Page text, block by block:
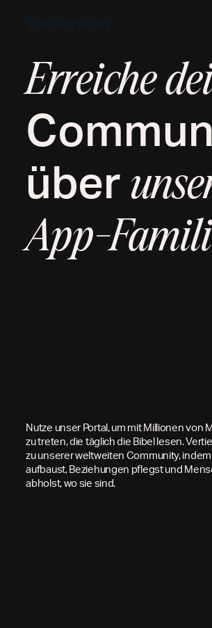
Erreiche
über
App-
Nutze unser Portal, um mit Millionen von
zu treten, die täglich die Bibel lesen.
zu unserer weltweiten Community,
aufbaust, Beziehungen pflegst und
abholst, wo sie sind.